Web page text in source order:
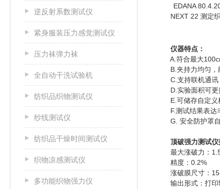
逆反射系数测试仪
紧身服装压力感觉测试仪
压力袜弹力袜
全自动干洗试验机
纺织品织物测试仪
纱线测试仪
纺织品干燥时间测试仪
织物凉感测试仪
多功能织物强力仪
EDANA
NEXT 22 测定织
仪器特点：
A.符合最大
B.夹持力均匀，
C.支持联机通讯
D.实验面积可更
E.可储存自定义
F.测试结果表达丰
G. 安全防护罩自
顶破强力测试仪
最大涨破力：
精度：0.2%
涨破膜尺寸：
输出形式：打